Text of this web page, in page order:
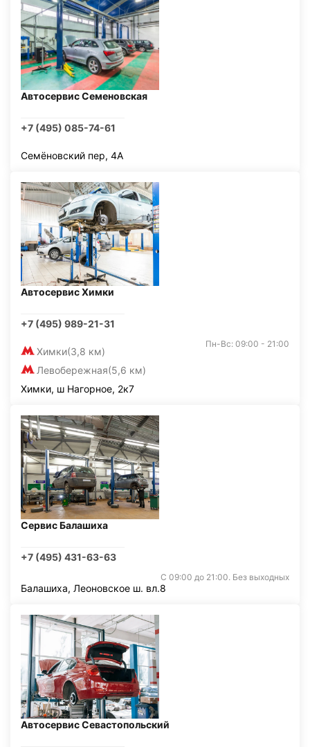
Автосервис Семеновская
+7 (495) 085-74-61
Семёновский пер, 4А
Автосервис Химки
+7 (495) 989-21-31
Химки(3,8 км)
Левобережная(5,6 км)
Пн-Вс: 09:00 - 21:00
Химки, ш Нагорное, 2к7
Сервис Балашиха
+7 (495) 431-63-63
С 09:00 до 21:00. Без выходных
Балашиха, Леоновское ш. вл.8
Автосервис Севастопольский